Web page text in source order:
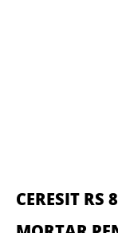
CERESIT RS